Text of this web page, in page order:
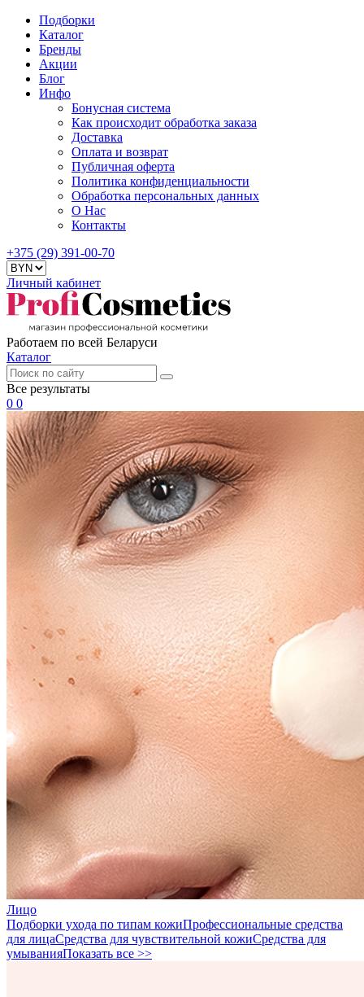
Подборки
Каталог
Бренды
Акции
Блог
Инфо
Бонусная система
Как происходит обработка заказа
Доставка
Оплата и возврат
Публичная оферта
Политика конфиденциальности
Обработка персональных данных
О Нас
Контакты
+375 (29) 391-00-70
Личный кабинет
Работаем по всей Беларуси
Каталог
Все результаты
0 0
Лицо
Подборки ухода по типам кожиПрофессиональные средства
для лицаСредства для чувствительной кожиСредства для
умыванияПоказать все >>